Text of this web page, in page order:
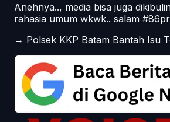
Anehnya.., media bisa juga
rahasia umum wkwk.. salam
→ Polsek KKP Batam Bantah Isu